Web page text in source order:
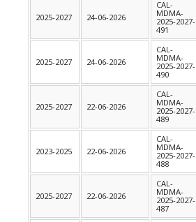
2025-2027 24-06-2026
CAL-
MDMA-
2025-2027-
491
2025-2027 24-06-2026
CAL-
MDMA-
2025-2027-
490
2025-2027 22-06-2026
CAL-
MDMA-
2025-2027-
489
2023-2025 22-06-2026
CAL-
MDMA-
2025-2027-
488
2025-2027 22-06-2026
CAL-
MDMA-
2025-2027-
487